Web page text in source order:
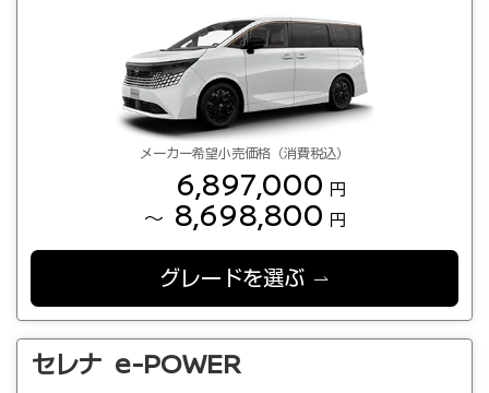
メーカー希望小売価格（消費税込）
6,897,000 円
～ 8,698,800 円
グレードを選ぶ
セレナ e-POWER